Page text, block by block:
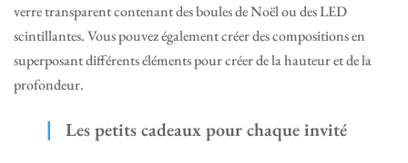
verre transparent contenant des boules de Noël ou des LED
scintillantes. Vous pouvez également créer des compositions en
superposant différents éléments pour créer de la hauteur et de la
profondeur.
Les petits cadeaux pour chaque invité